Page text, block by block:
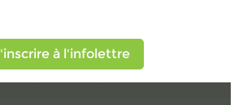
à l'infolettre